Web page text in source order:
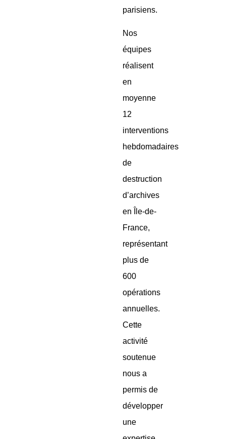
parisiens.
Nos
équipes
réalisent
en
moyenne
12
interventions
hebdomadaires
de
destruction
d’archives
en Île-de-
France,
représentant
plus de
600
opérations
annuelles.
Cette
activité
soutenue
nous a
permis de
développer
une